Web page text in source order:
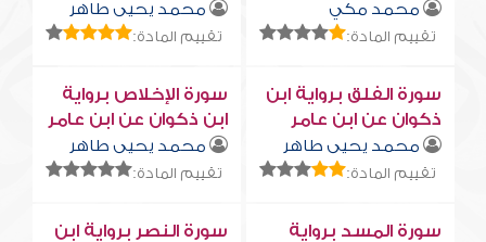
محمد مكي
تقييم المادة:
محمد يحيى طاهر
تقييم المادة:
سورة الفلق برواية ابن
ذكوان عن ابن عامر
محمد يحيى طاهر
تقييم المادة:
سورة الإخلاص برواية
ابن ذكوان عن ابن عامر
محمد يحيى طاهر
تقييم المادة:
سورة المسد برواية
سورة النصر برواية ابن